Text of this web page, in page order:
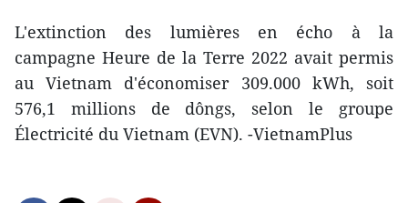
L'extinction des lumières en écho à la
campagne Heure de la Terre 2022 avait permis
au Vietnam d'économiser 309.000 kWh, soit
576,1 millions de dôngs, selon le groupe
Électricité du Vietnam (EVN). -VietnamPlus